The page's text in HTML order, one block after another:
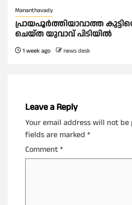
Mananthavady
പ്രായപൂർത്തിയാവാത്ത
ചെയ്ത യുവാവ് പിടിയിൽ
1 week ago news desk
Leave a Reply
Your email address will not be
fields are marked *
Comment*